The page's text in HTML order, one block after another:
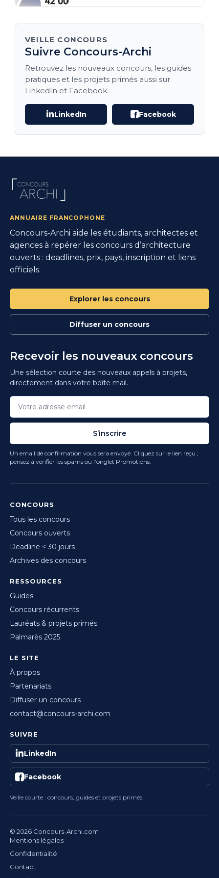
VEILLE CONCOURS
Suivre Concours-Archi
Retrouvez les nouveaux concours, les guides
pratiques et les projets primés aussi sur
LinkedIn et Facebook.
LinkedIn Facebook
ANNUAIRE FRANCOPHONE
Concours-Archi aide les étudiants, architectes et
agences à repérer les concours d’architecture
ouverts : deadlines, prix, pays, inscription et liens
officiels.
Explorer les concours
Diffuser un concours
Recevoir les nouveaux concours
Une sélection courte des nouveaux appels à projets,
directement dans votre boîte mail.
S’inscrire
Un email de confirmation vous sera envoyé. Cliquez sur le lien reçu ;
pensez à vérifier les spams ou l’onglet Promotions.
CONCOURS
Tous les concours
Concours ouverts
Deadline < 30 jours
Archives des concours
RESSOURCES
Guides
Concours récurrents
Lauréats & projets primés
Palmarès 2025
LE SITE
À propos
Partenariats
Diffuser un concours
contact@concours-archi.com
SUIVRE
LinkedIn
Facebook
Veille courte : concours, guides et projets primés.
© 2026 Concours-Archi.com
Mentions légales
Confidentialité
Contact